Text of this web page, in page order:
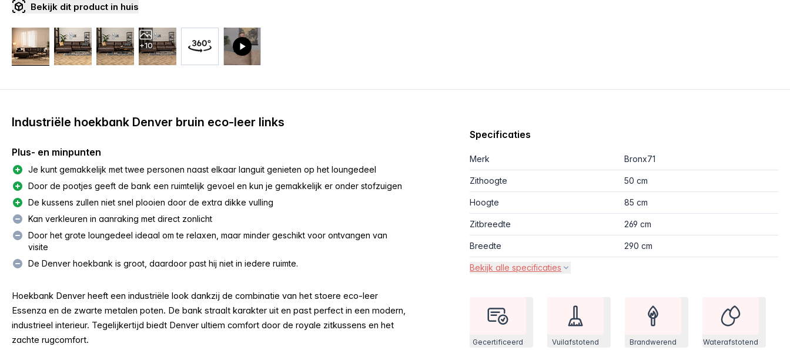
Bekijk dit product in huis
+10
Industriële hoekbank Denver bruin eco-leer links
Plus- en minpunten
Je kunt gemakkelijk met twee personen naast elkaar languit genieten op het loungedeel
Door de pootjes geeft de bank een ruimtelijk gevoel en kun je gemakkelijk er onder stofzuigen
De kussens zullen niet snel plooien door de extra dikke vulling
Kan verkleuren in aanraking met direct zonlicht
Door het grote loungedeel ideaal om te relaxen, maar minder geschikt voor ontvangen van
visite
De Denver hoekbank is groot, daardoor past hij niet in iedere ruimte.
Hoekbank Denver heeft een industriële look dankzij de combinatie van het stoere eco-leer
Essenza en de zwarte metalen poten. De bank straalt karakter uit en past perfect in een modern,
industrieel interieur. Tegelijkertijd biedt Denver ultiem comfort door de royale zitkussens en het
zachte rugcomfort.
Specificaties
Merk Bronx71
Zithoogte 50 cm
Hoogte 85 cm
Zitbreedte 269 cm
Breedte 290 cm
Bekijk alle specificaties
Gecertificeerd Vuilafstotend Brandwerend Waterafstotend